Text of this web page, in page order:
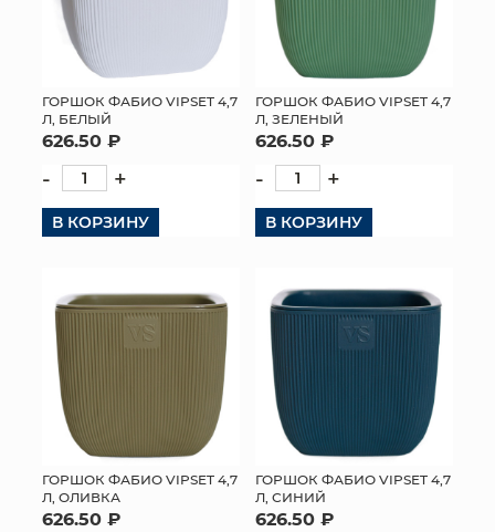
ГОРШОК ФАБИО VIPSET 4,7
Л, БЕЛЫЙ
626.50 ₽
- +
В КОРЗИНУ
ГОРШОК ФАБИО VIPSET 4,7
Л, ЗЕЛЕНЫЙ
626.50 ₽
- +
В КОРЗИНУ
ГОРШОК ФАБИО VIPSET 4,7
Л, ОЛИВКА
626.50 ₽
ГОРШОК ФАБИО VIPSET 4,7
Л, СИНИЙ
626.50 ₽